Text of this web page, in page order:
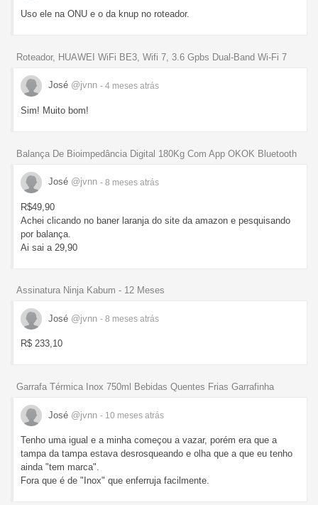
Uso ele na ONU e o da knup no roteador.
Roteador, HUAWEI WiFi BE3, Wifi 7, 3.6 Gpbs Dual-Band Wi-Fi 7
José @jvnn - 4 meses atrás
Sim! Muito bom!
Balança De Bioimpedância Digital 180Kg Com App OKOK Bluetooth
José @jvnn - 8 meses atrás
R$49,90
Achei clicando no baner laranja do site da amazon e pesquisando
por balança.
Ai sai a 29,90
Assinatura Ninja Kabum - 12 Meses
José @jvnn - 8 meses atrás
R$ 233,10
Garrafa Térmica Inox 750ml Bebidas Quentes Frias Garrafinha
José @jvnn - 10 meses atrás
Tenho uma igual e a minha começou a vazar, porém era que a
tampa da tampa estava desrosqueando e olha que a que eu tenho
ainda "tem marca".
Fora que é de "Inox" que enferruja facilmente.